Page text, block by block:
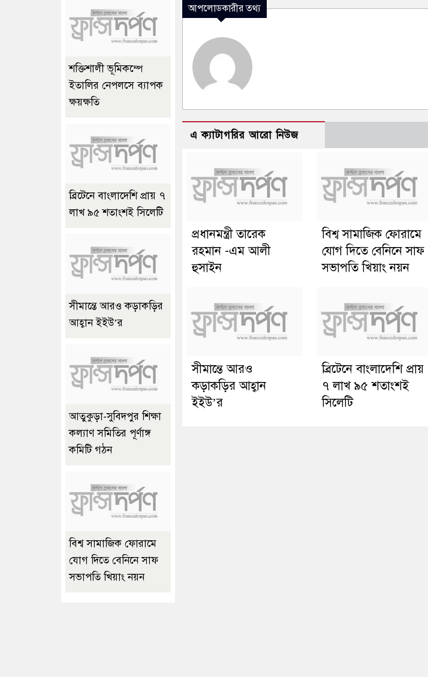
আপলোডকারীর তথ্য
এ ক্যাটাগরির আরো নিউজ
প্রধানমন্ত্রী তারেক
রহমান -এম আলী
হুসাইন
বিশ্ব সামাজিক ফোরামে
যোগ দিতে বেনিনে সাফ
সভাপতি খিয়াং নয়ন
সীমান্তে আরও
কড়াকড়ির আহ্বান
ইইউ’র
ব্রিটেনে বাংলাদেশি প্রায়
৭ লাখ ৯৫ শতাংশই
সিলেটি
শক্তিশালী ভূমিকম্পে
ইতালির নেপলসে ব্যাপক
ক্ষয়ক্ষতি
ব্রিটেনে বাংলাদেশি প্রায় ৭
লাখ ৯৫ শতাংশই সিলেটি
সীমান্তে আরও কড়াকড়ির
আহ্বান ইইউ’র
আতুকুড়া-সুবিদপুর শিক্ষা
কল্যাণ সমিতির পূর্ণাঙ্গ
কমিটি গঠন
বিশ্ব সামাজিক ফোরামে
যোগ দিতে বেনিনে সাফ
সভাপতি খিয়াং নয়ন